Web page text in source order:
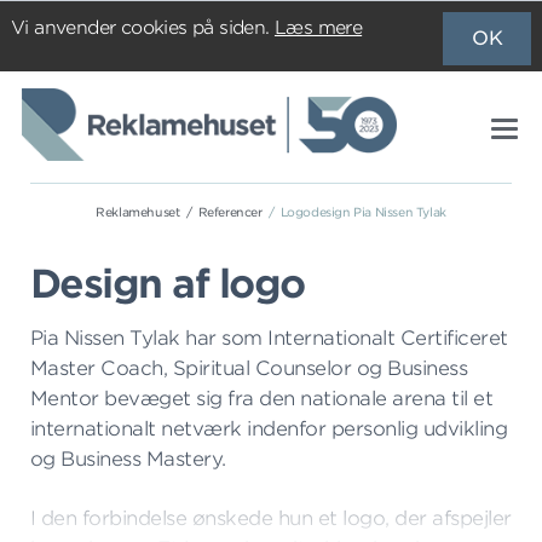
Vi anvender cookies på siden. Læs mere OK
Reklamehuset Referencer Logodesign Pia Nissen Tylak
Design af logo
Pia Nissen Tylak har som Internationalt Certificeret
Master Coach, Spiritual Counselor og Business
Mentor bevæget sig fra den nationale arena til et
internationalt netværk indenfor personlig udvikling
og Business Mastery.
I den forbindelse ønskede hun et logo, der afspejler